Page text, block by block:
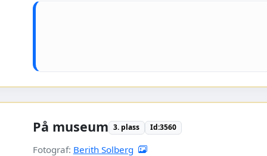
På museum 3. plass Id:3560
Fotograf: Berith Solberg